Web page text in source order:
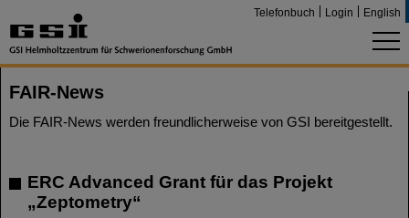
Telefonbuch Login English
FAIR-News
Die FAIR-News werden freundlicherweise von GSI bereitgestellt.
ERC Advanced Grant für das Projekt
„Zeptometry“